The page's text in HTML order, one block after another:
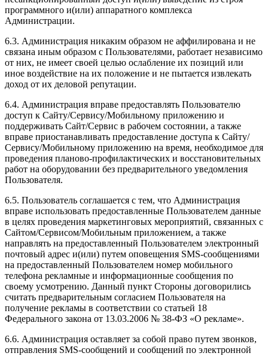
программного и(или) аппаратного комплекса
Администрации.
6.3. Администрация никаким образом не аффилирована и не
связана иным образом с Пользователями, работает независимо
от них, не имеет своей целью ослабление их позиций или
иное воздействие на их положение и не пытается извлекать
доход от их деловой репутации.
6.4. Администрация вправе предоставлять Пользователю
доступ к Сайту/Сервису/Мобильному приложению и
поддерживать Сайт/Сервис в рабочем состоянии, а также
вправе приостанавливать предоставление доступа к Сайту/
Сервису/Мобильному приложению на время, необходимое для
проведения планово-профилактических и восстановительных
работ на оборудовании без предварительного уведомления
Пользователя.
6.5. Пользователь соглашается с тем, что Администрация
вправе использовать предоставленные Пользователем данные
в целях проведения маркетинговых мероприятий, связанных с
Сайтом/Сервисом/Мобильным приложением, а также
направлять на предоставленный Пользователем электронный
почтовый адрес и(или) путем оповещения SMS-сообщениями
на предоставленный Пользователем номер мобильного
телефона рекламные и информационные сообщения по
своему усмотрению. Данный пункт Стороны договорились
считать предварительным согласием Пользователя на
получение рекламы в соответствии со статьей 18
Федерального закона от 13.03.2006 № 38-ФЗ «О рекламе».
6.6. Администрация оставляет за собой право путем звонков,
отправления SMS-сообщений и сообщений по электронной